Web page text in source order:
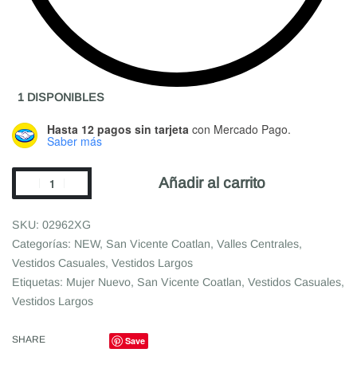
1 DISPONIBLES
Hasta 12 pagos sin tarjeta con Mercado Pago.
Saber más
Añadir al carrito
02962XG
Categorías: NEW, San Vicente Coatlan, Valles Centrales,
Vestidos Casuales, Vestidos Largos
Etiquetas: Mujer Nuevo, San Vicente Coatlan, Vestidos Casuales,
Vestidos Largos
SHARE Save